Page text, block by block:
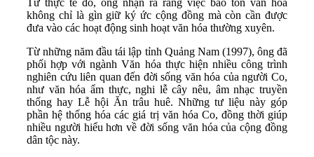
không chỉ là gìn giữ ký ức cộng đồng mà còn cần được
đưa vào các hoạt động sinh hoạt văn hóa thường xuyên.
Từ những năm đầu tái lập tỉnh Quảng Nam (1997), ông đã
phối hợp với ngành Văn hóa thực hiện nhiều công trình
nghiên cứu liên quan đến đời sống văn hóa của người Co,
như văn hóa ẩm thực, nghi lễ cây nêu, âm nhạc truyền
thống hay Lễ hội Ăn trâu huê. Những tư liệu này góp
phần hệ thống hóa các giá trị văn hóa Co, đồng thời giúp
nhiều người hiểu hơn về đời sống văn hóa của cộng đồng
dân tộc này.